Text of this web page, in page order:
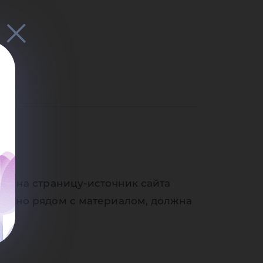
на страницу-источник сайта
рядом с материалом, должна